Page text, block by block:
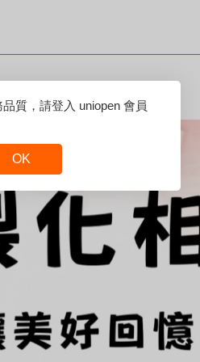
質，請登入 uniopen 會員
OK